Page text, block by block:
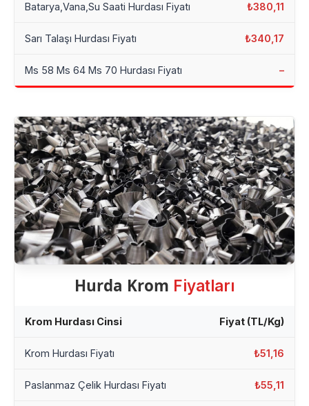
Batarya,Vana,Su Saati Hurdası Fiyatı ₺380,11
Sarı Talaşı Hurdası Fiyatı ₺340,17
Ms 58 Ms 64 Ms 70 Hurdası Fiyatı –
Hurda Krom Fiyatları
Krom Hurdası Cinsi Fiyat (TL/Kg)
Krom Hurdası Fiyatı ₺51,16
Paslanmaz Çelik Hurdası Fiyatı ₺55,11